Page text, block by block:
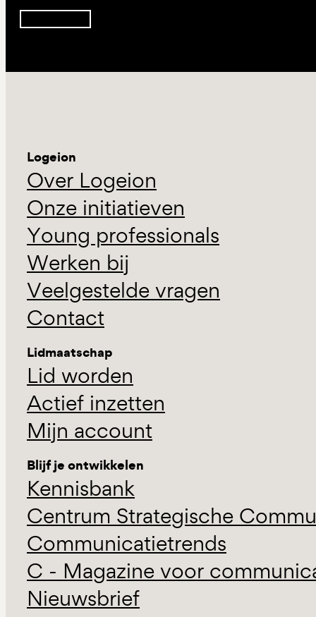
Logeion
Over Logeion
Onze initiatieven
Young professionals
Werken bij
Veelgestelde vragen
Contact
Lidmaatschap
Lid worden
Actief inzetten
Mijn account
Blijf je ontwikkelen
Kennisbank
Centrum Strategische
Communicatietrends
C - Magazine voor
Nieuwsbrief